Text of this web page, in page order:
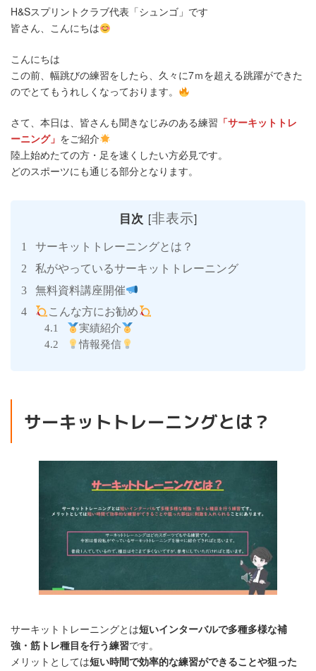
新
日
H&Sスプリントクラブ代表「シュンゴ」です
皆さん、こんにちは
こんにちは
この前、幅跳びの練習をしたら、久々に7ｍを超える跳躍ができた
のでとてもうれしくなっております。
さて、本日は、皆さんも聞きなじみのある練習 「サーキットトレ
ーニング」 をご紹介
陸上始めたての方・足を速くしたい方必見です。
どのスポーツにも通じる部分となります。
目次 [非表示]
1 サーキットトレーニングとは？
2 私がやっているサーキットトレーニング
3 無料資料講座開催
4 こんな方にお勧め
4.1 実績紹介
4.2 情報発信
サーキットトレーニングとは？
サーキットトレーニングとは短いインターバルで多種多様な補
強・筋トレ種目を行う練習です。
メリットとしては短い時間で効率的な練習ができることや狙った